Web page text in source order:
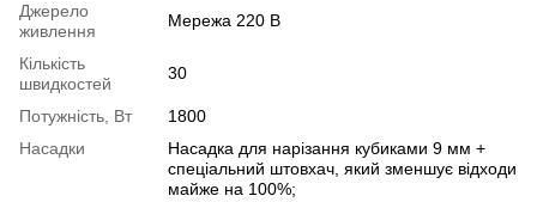
Джерело
живлення
Мережа 220 В
Кількість
швидкостей
30
Потужність, Вт
1800
Насадки
Насадка для нарізання кубиками 9 мм +
спеціальний штовхач, який зменшує відходи
майже на 100%;